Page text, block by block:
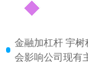
金融加杠杆 宇
会影响公司现有